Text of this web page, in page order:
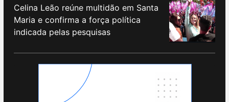
Celina Leão reúne multidão em Santa
Maria e confirma a força política
indicada pelas pesquisas